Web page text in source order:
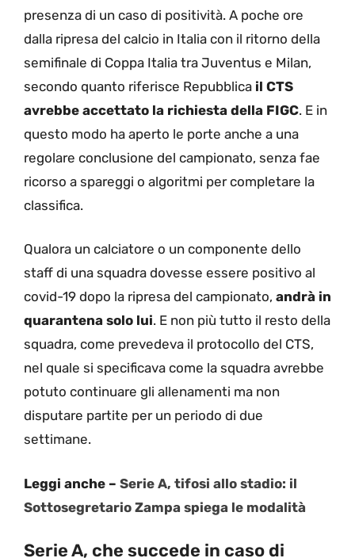
presenza di un caso di positività. A poche ore
dalla ripresa del calcio in Italia con il ritorno della
semifinale di Coppa Italia tra Juventus e Milan,
secondo quanto riferisce Repubblica il CTS
avrebbe accettato la richiesta della FIGC. E in
questo modo ha aperto le porte anche a una
regolare conclusione del campionato, senza fae
ricorso a spareggi o algoritmi per completare la
classifica.
Qualora un calciatore o un componente dello
staff di una squadra dovesse essere positivo al
covid-19 dopo la ripresa del campionato, andrà in
quarantena solo lui. E non più tutto il resto della
squadra, come prevedeva il protocollo del CTS,
nel quale si specificava come la squadra avrebbe
potuto continuare gli allenamenti ma non
disputare partite per un periodo di due
settimane.
Leggi anche – Serie A, tifosi allo stadio: il
Sottosegretario Zampa spiega le modalità
Serie A, che succede in caso di